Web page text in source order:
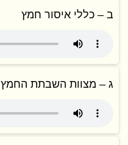
ב – כללי איסור חמץ
ג – מצוות השבתת החמץ